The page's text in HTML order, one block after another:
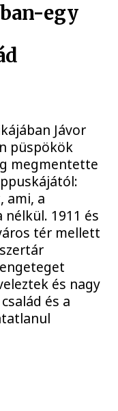
egy
Jávor
püspökök
megmentette
ami, a
1911 és
tér mellett
és nagy
és a